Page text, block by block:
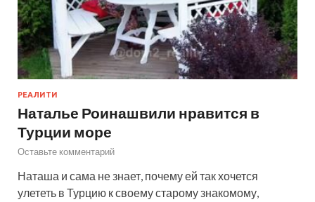
РЕАЛИТИ
Наталье Роинашвили нравится в
Турции море
Оставьте комментарий
Наташа и сама не знает, почему ей так хочется
улететь в Турцию к своему старому знакомому,